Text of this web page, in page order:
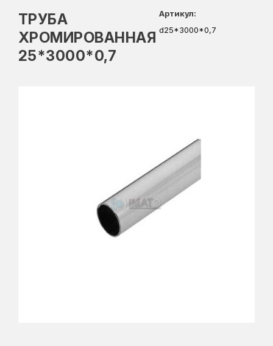
ТРУБА
ХРОМИРОВАННАЯ
25*3000*0,7
Артикул:
d25*3000*0,7